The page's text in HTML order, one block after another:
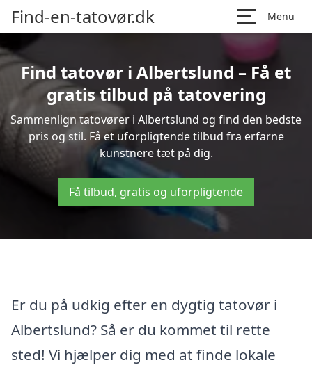
Find-en-tatovør.dk Menu
Find tatovør i Albertslund – Få et
gratis tilbud på tatovering
Sammenlign tatovører i Albertslund og find den bedste
pris og stil. Få et uforpligtende tilbud fra erfarne
kunstnere tæt på dig.
Få tilbud, gratis og uforpligtende
Er du på udkig efter en dygtig tatovør i
Albertslund? Så er du kommet til rette
sted! Vi hjælper dig med at finde lokale